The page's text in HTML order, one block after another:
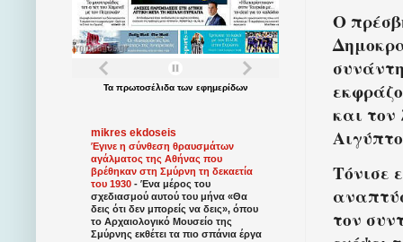
Ο
και τον
Τόνισε
τον
Τα πρωτοσέλιδατων εφημερίδων
mikres ekdoseis
Έγινε η σύνθεση θραυσμάτων
αγάλματος της Αθήνας που
βρέθηκαν στη Σμύρνη τη δεκαετία
του 1930 - Ένα μέρος του
σχεδιασμού αυτού του μήνα «Θα
δεις ότι δεν μπορείς να δεις», όπου
το Αρχαιολογικό Μουσείο της
Σμύρνης εκθέτει τα πιο σπάνια έργα